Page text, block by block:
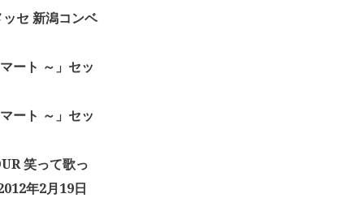
セ 新潟コンベ
ート ～」セッ
ート ～」セッ
笑って歌っ
年2月19日